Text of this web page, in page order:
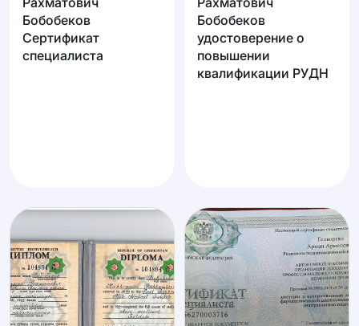
Бобобеков
Сертификат
специалиста
Бобобеков
удостоверение о
повышении
квалификации РУДН